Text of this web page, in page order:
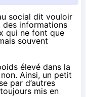
social dit vouloir
des informations
qui ne font que
souvent
élevé dans la
Ainsi, un petit
par d’autres
mis en